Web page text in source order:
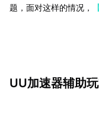
题，面对这样的情况，
UU加速器辅助